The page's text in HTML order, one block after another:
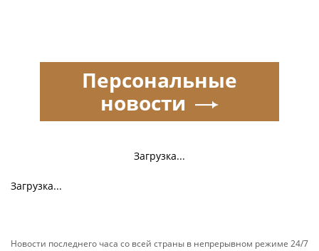
Загрузка...
Загрузка...
Персональные
новости
Новости последнего часа со всей страны в непрерывном режиме 24/7